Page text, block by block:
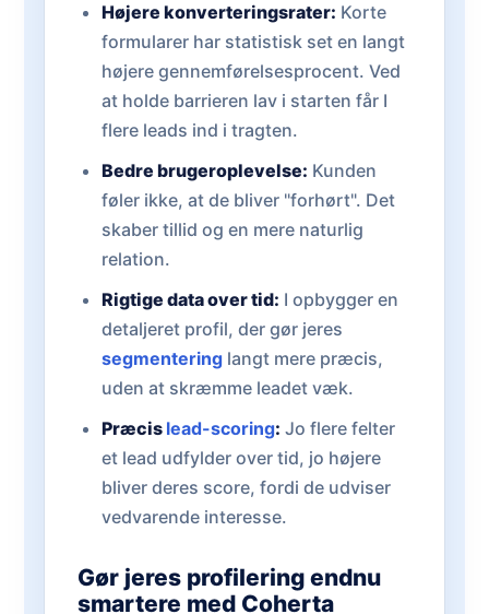
Højere konverteringsrater: Korte
formularer har statistisk set en langt
højere gennemførelsesprocent. Ved
at holde barrieren lav i starten får I
flere leads ind i tragten.
Bedre brugeroplevelse: Kunden
føler ikke, at de bliver "forhørt". Det
skaber tillid og en mere naturlig
relation.
Rigtige data over tid: I opbygger en
detaljeret profil, der gør jeres
segmenteringlangt mere præcis,
uden at skræmme leadet væk.
Præcis lead-scoring: Jo flere felter
et lead udfylder over tid, jo højere
bliver deres score, fordi de udviser
vedvarende interesse.
Gør jeres profilering endnu
smartere med Coherta